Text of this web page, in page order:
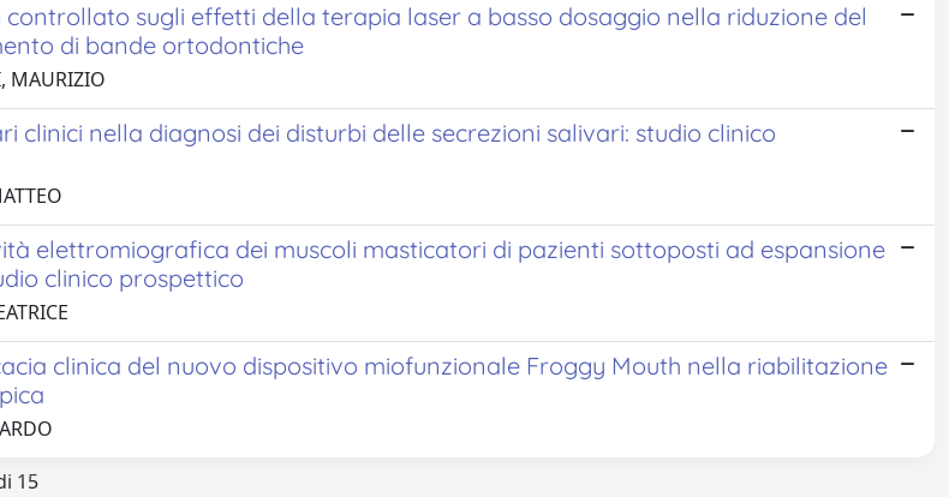
sugli effetti della terapia laser a basso dosaggio nella riduzione del
di bande ortodontiche
MAURIZIO
clinici nella diagnosi dei disturbi delle secrezioni salivari: studio clinico
elettromiografica dei muscoli masticatori di pazienti sottoposti ad espansione
clinico prospettico
clinica del nuovo dispositivo miofunzionale Froggy Mouth nella riabilitazione
15